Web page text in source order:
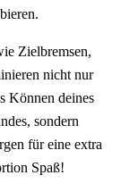
Zielbremsen,
nicht nur
Können deines
sondern
für eine extra
Spaß!